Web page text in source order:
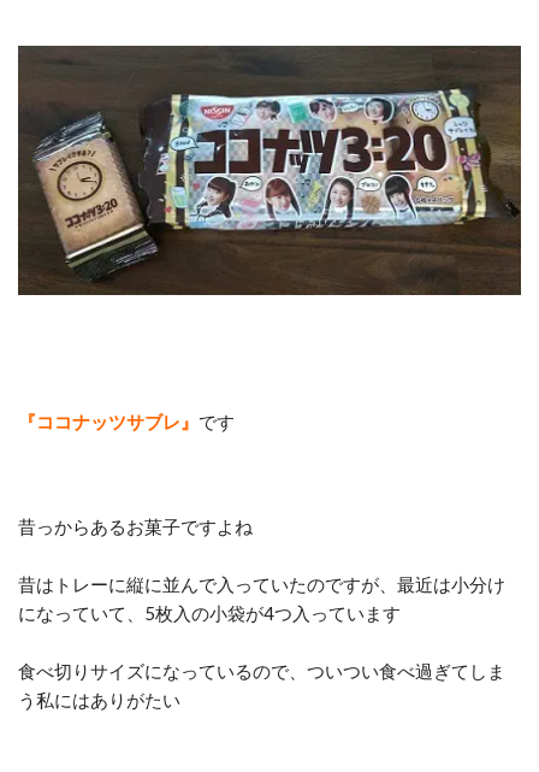
『ココナッツサブレ』 です
昔っからあるお菓子ですよね
昔はトレーに縦に並んで入っていたのですが、最近は小分け
になっていて、5枚入の小袋が4つ入っています
食べ切りサイズになっているので、ついつい食べ過ぎてしま
う私にはありがたい